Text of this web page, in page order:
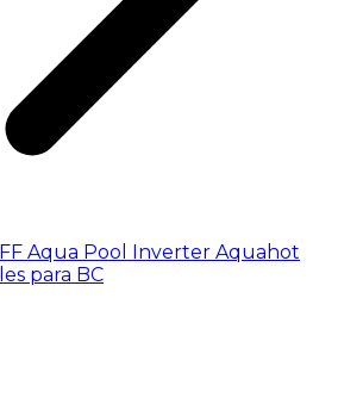
Aqua Pool Inverter Aquahot
para BC